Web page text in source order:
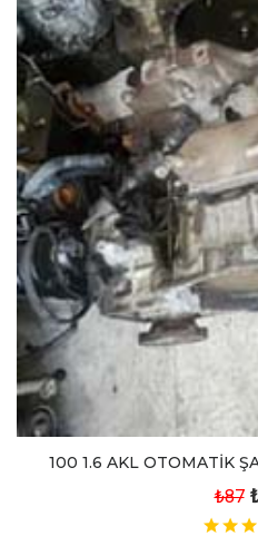
100 1.6 AKL OTOMATİK
₺87